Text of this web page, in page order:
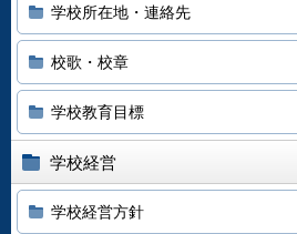
学校所在地・連絡先
校歌・校章
学校教育目標
学校経営
学校経営方針